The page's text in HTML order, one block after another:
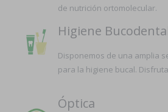
de nutrición ortomolecular.
Higiene
Disponemos de una amplia
para la higiene bucal.
Óptica